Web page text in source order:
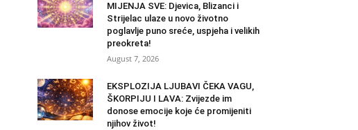
MIJENJA SVE: Djevica, Blizanci i
Strijelac ulaze u novo životno
poglavlje puno sreće, uspjeha i velikih
preokreta!
August 7, 2026
EKSPLOZIJA LJUBAVI ČEKA VAGU,
ŠKORPIJU I LAVA: Zvijezde im
donose emocije koje će promijeniti
njihov život!